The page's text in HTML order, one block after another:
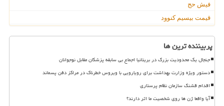
فیش حج
قیمت بیسیم کنوود
پربیننده ترین ها
جنجال یک محدودیت بزرگ در بریتانیا اجماع بی سابقه پزشکان مقابل نوجوانان
دستور ویژه وزارت بهداشت برای رویارویی با ویروس خطرناک در مراکز دفن پسماند
اقدام قشنگ سازمان نظام پرستاری
آیا واقعا ژن ها روی شخصیت ما اثر دارند؟